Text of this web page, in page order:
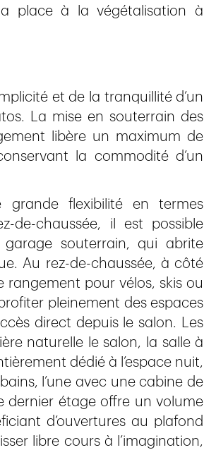
place à la végétalisation à
et de la tranquillité d’un
La mise en souterrain des
libère un maximum de
la commodité d’un
flexibilité en termes
de-chaussée, il est possible
souterrain, qui abrite
Au rez-de-chaussée, à côté
rangement pour vélos, skis ou
pleinement des espaces
direct depuis le salon. Les
naturelle le salon, la salle à
dédié à l’espace nuit,
l’une avec une cabine de
dernier étage offre un volume
d’ouvertures au plafond
libre cours à l’imagination,